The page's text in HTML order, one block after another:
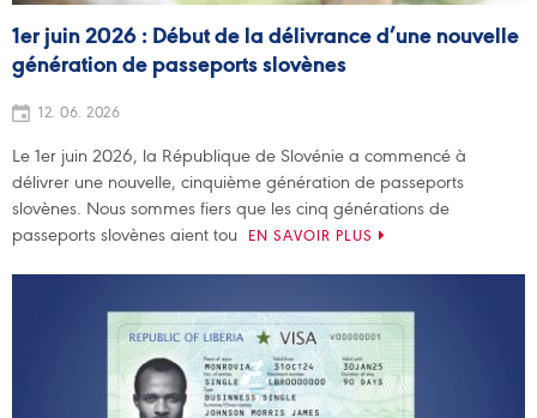
1er juin 2026 : Début de la délivrance d’une nouvelle
génération de passeports slovènes
12. 06. 2026
Le 1er juin 2026, la République de Slovénie a commencé à
délivrer une nouvelle, cinquième génération de passeports
slovènes. Nous sommes fiers que les cinq générations de
passeports slovènes aient tou
EN SAVOIR PLUS